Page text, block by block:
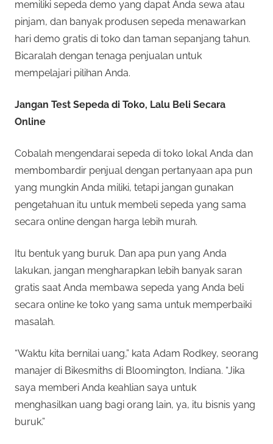
memiliki sepeda demo yang dapat Anda sewa atau
pinjam, dan banyak produsen sepeda menawarkan
hari demo gratis di toko dan taman sepanjang tahun.
Bicaralah dengan tenaga penjualan untuk
mempelajari pilihan Anda.
Jangan Test Sepeda di Toko, Lalu Beli Secara
Online
Cobalah mengendarai sepeda di toko lokal Anda dan
membombardir penjual dengan pertanyaan apa pun
yang mungkin Anda miliki, tetapi jangan gunakan
pengetahuan itu untuk membeli sepeda yang sama
secara online dengan harga lebih murah.
Itu bentuk yang buruk. Dan apa pun yang Anda
lakukan, jangan mengharapkan lebih banyak saran
gratis saat Anda membawa sepeda yang Anda beli
secara online ke toko yang sama untuk memperbaiki
masalah.
“Waktu kita bernilai uang,” kata Adam Rodkey, seorang
manajer di Bikesmiths di Bloomington, Indiana. “Jika
saya memberi Anda keahlian saya untuk
menghasilkan uang bagi orang lain, ya, itu bisnis yang
buruk.”